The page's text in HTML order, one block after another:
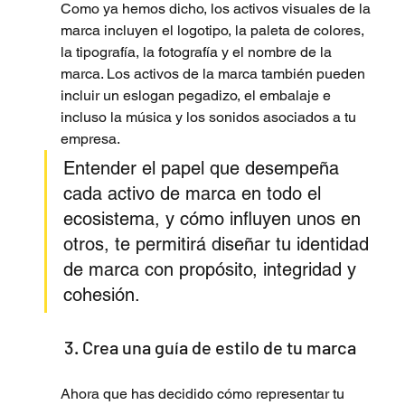
Como ya hemos dicho, los activos visuales de la
marca incluyen el logotipo, la paleta de colores,
la tipografía, la fotografía y el nombre de la
marca. Los activos de la marca también pueden
incluir un eslogan pegadizo, el embalaje e
incluso la música y los sonidos asociados a tu
empresa.
Entender el papel que desempeña
cada activo de marca en todo el
ecosistema, y cómo influyen unos en
otros, te permitirá diseñar tu identidad
de marca con propósito, integridad y
cohesión.
3. Crea una guía de estilo de tu marca
Ahora que has decidido cómo representar tu